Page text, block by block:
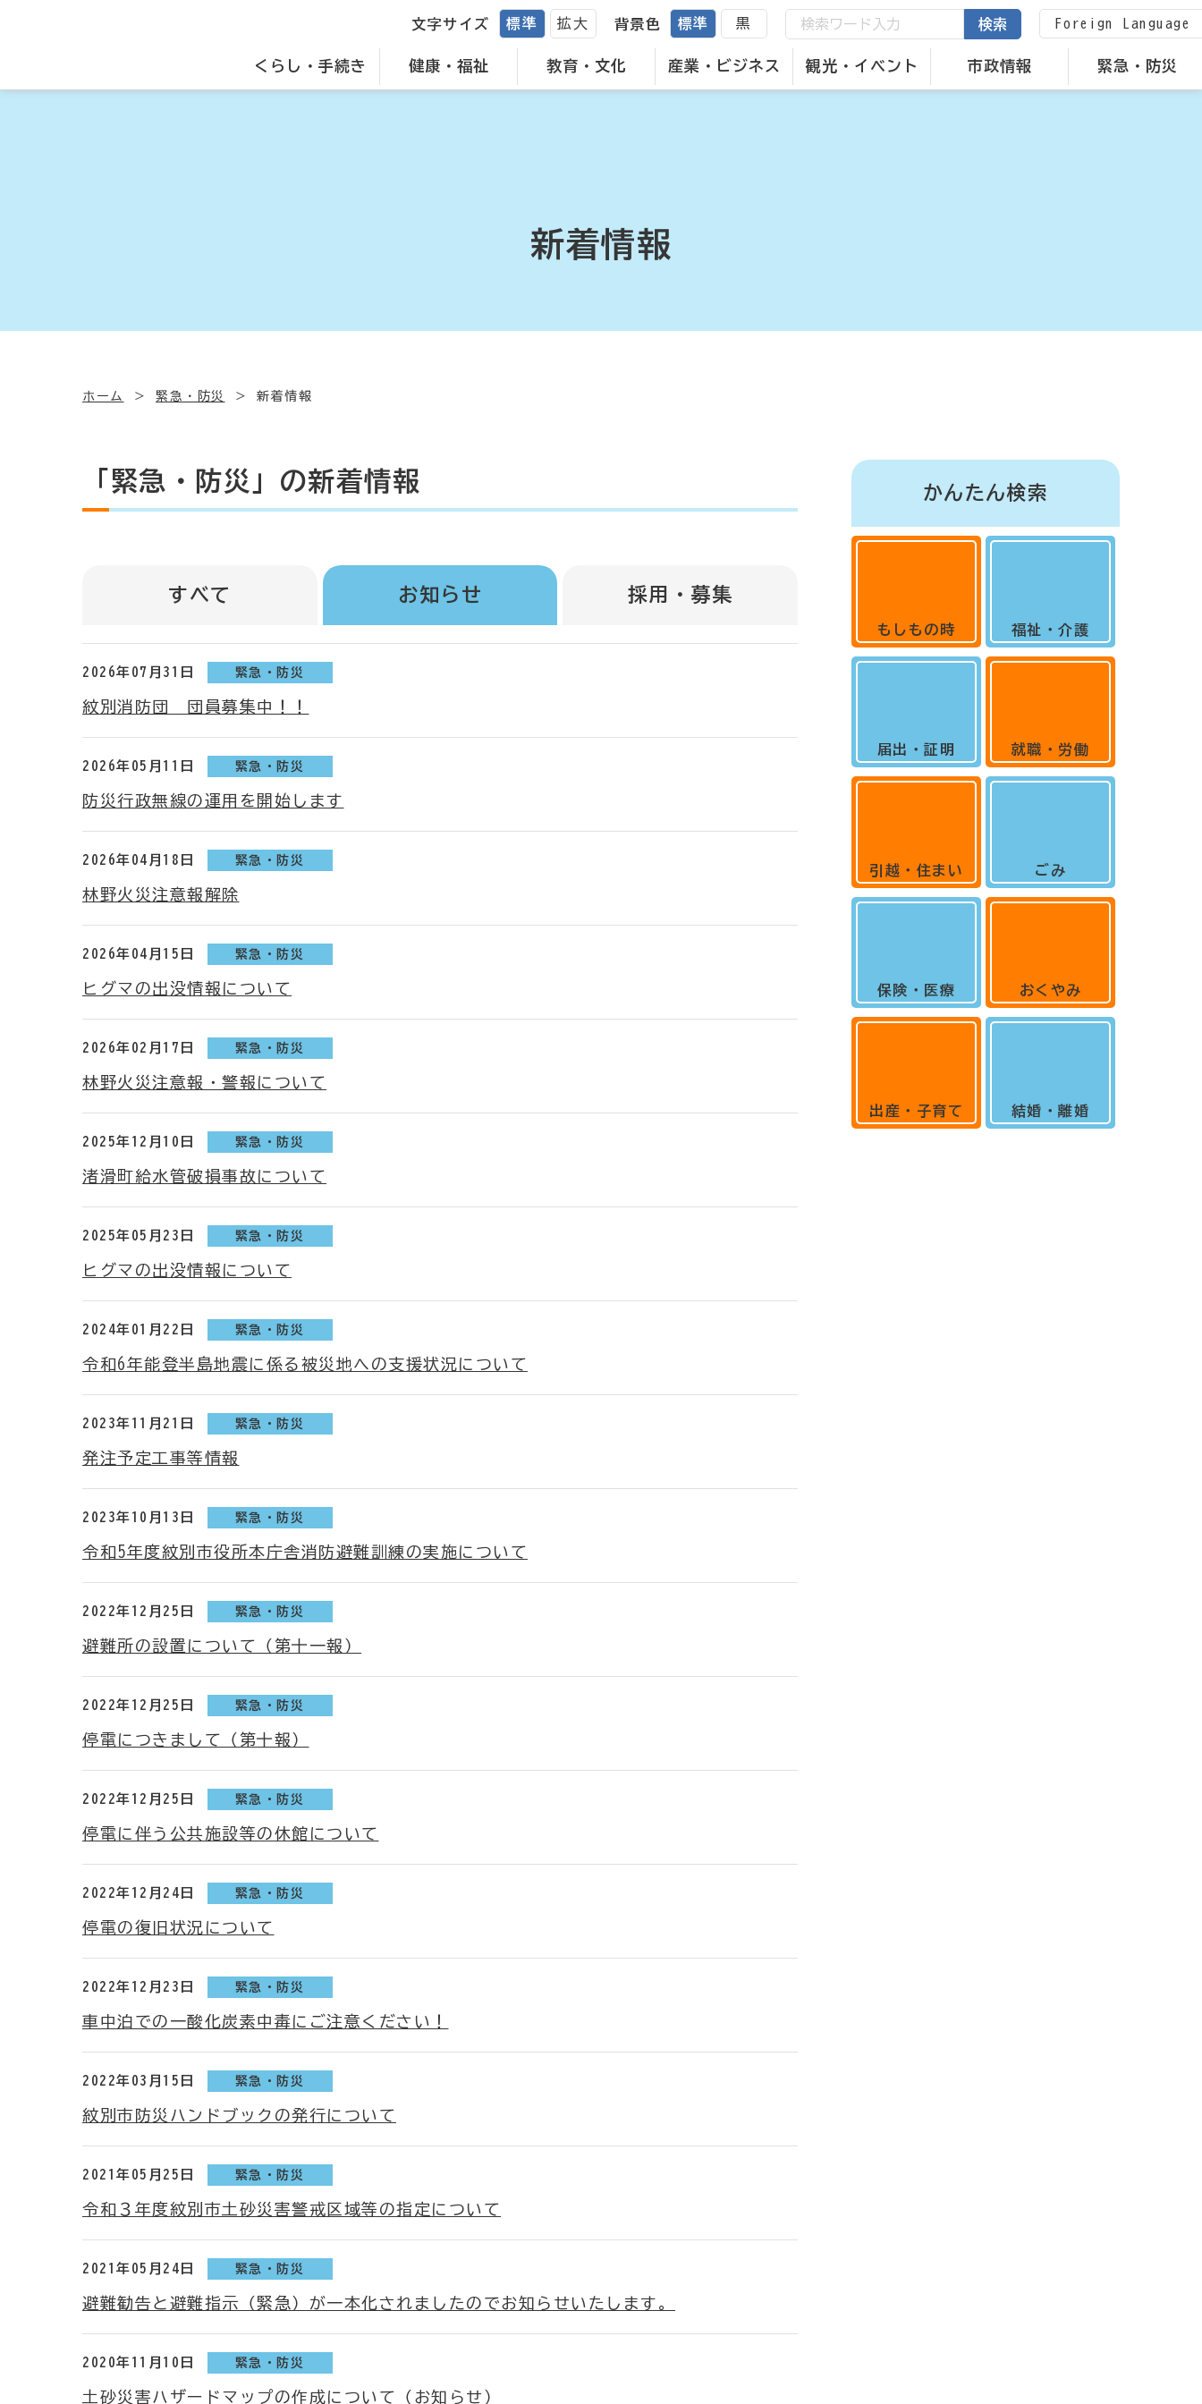
くらし・手続き 健康・福祉 教育・文化 産業・ビジネス 観光・イベント 市政情報 緊急・防災
文字サイズ 標準 拡大 背景色 標準 黒 検索 Foreign Language
新着情報
ホーム 緊急・防災 新着情報
「緊急・防災」の新着情報
すべて お知らせ 採用・募集
2026年07月31日 緊急・防災
紋別消防団 団員募集中！！
2026年05月11日 緊急・防災
防災行政無線の運用を開始します
2026年04月18日 緊急・防災
林野火災注意報解除
2026年04月15日 緊急・防災
ヒグマの出没情報について
2026年02月17日 緊急・防災
林野火災注意報・警報について
2025年12月10日 緊急・防災
渚滑町給水管破損事故について
2025年05月23日 緊急・防災
ヒグマの出没情報について
2024年01月22日 緊急・防災
令和6年能登半島地震に係る被災地への支援状況について
2023年11月21日 緊急・防災
発注予定工事等情報
2023年10月13日 緊急・防災
令和5年度紋別市役所本庁舎消防避難訓練の実施について
2022年12月25日 緊急・防災
避難所の設置について（第十一報）
2022年12月25日 緊急・防災
停電につきまして（第十報）
2022年12月25日 緊急・防災
停電に伴う公共施設等の休館について
2022年12月24日 緊急・防災
停電の復旧状況について
2022年12月23日 緊急・防災
車中泊での一酸化炭素中毒にご注意ください！
2022年03月15日 緊急・防災
紋別市防災ハンドブックの発行について
2021年05月25日 緊急・防災
令和３年度紋別市土砂災害警戒区域等の指定について
2021年05月24日 緊急・防災
避難勧告と避難指示（緊急）が一本化されましたのでお知らせいたします。
2020年11月10日 緊急・防災
土砂災害ハザードマップの作成について（お知らせ）
かんたん検索
もしもの時
届出・証明
引越・住まい
保険・医療
出産・子育て
福祉・介護
就職・労働
ごみ
おくやみ
結婚・離婚